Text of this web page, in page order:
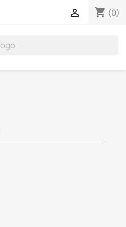
shopping_cart (0)
